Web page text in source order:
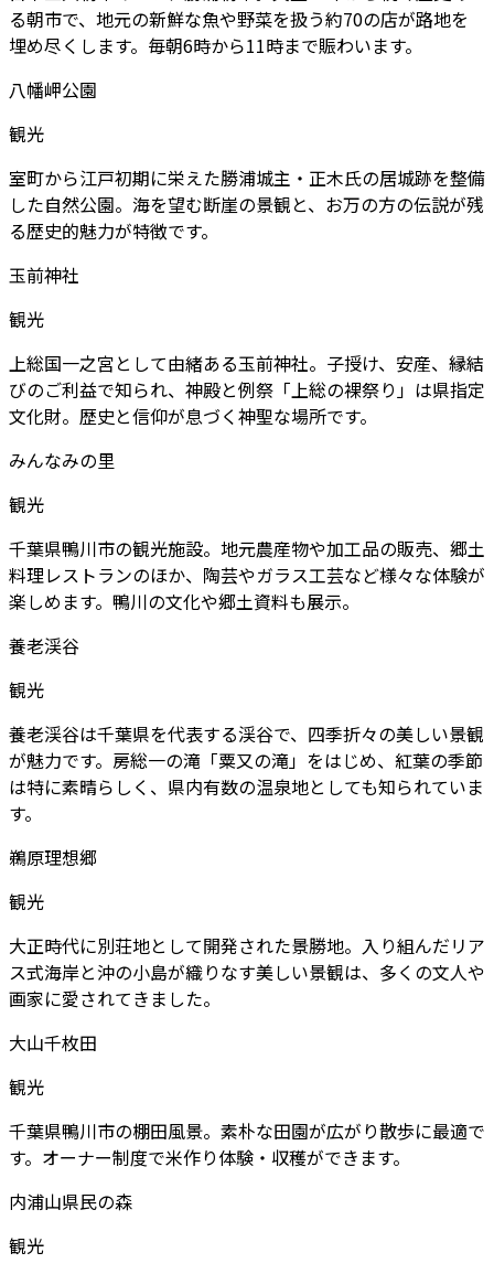
る朝市で、地元の新鮮な魚や野菜を扱う約70の店が路地を
埋め尽くします。毎朝6時から11時まで賑わいます。
八幡岬公園
観光
室町から江戸初期に栄えた勝浦城主・正木氏の居城跡を整備
した自然公園。海を望む断崖の景観と、お万の方の伝説が残
る歴史的魅力が特徴です。
玉前神社
観光
上総国一之宮として由緒ある玉前神社。子授け、安産、縁結
びのご利益で知られ、神殿と例祭「上総の裸祭り」は県指定
文化財。歴史と信仰が息づく神聖な場所です。
みんなみの里
観光
千葉県鴨川市の観光施設。地元農産物や加工品の販売、郷土
料理レストランのほか、陶芸やガラス工芸など様々な体験が
楽しめます。鴨川の文化や郷土資料も展示。
養老渓谷
観光
養老渓谷は千葉県を代表する渓谷で、四季折々の美しい景観
が魅力です。房総一の滝「粟又の滝」をはじめ、紅葉の季節
は特に素晴らしく、県内有数の温泉地としても知られていま
す。
鵜原理想郷
観光
大正時代に別荘地として開発された景勝地。入り組んだリア
ス式海岸と沖の小島が織りなす美しい景観は、多くの文人や
画家に愛されてきました。
大山千枚田
観光
千葉県鴨川市の棚田風景。素朴な田園が広がり散歩に最適で
す。オーナー制度で米作り体験・収穫ができます。
内浦山県民の森
観光